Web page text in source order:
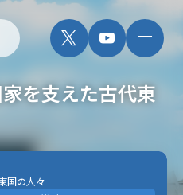
を支えた古代東
国の人々